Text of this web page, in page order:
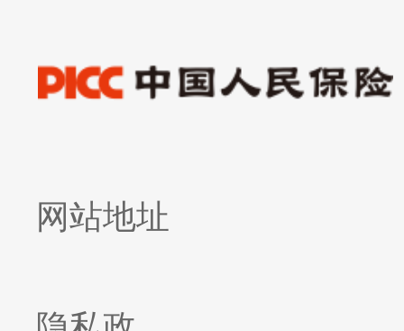
网站地址